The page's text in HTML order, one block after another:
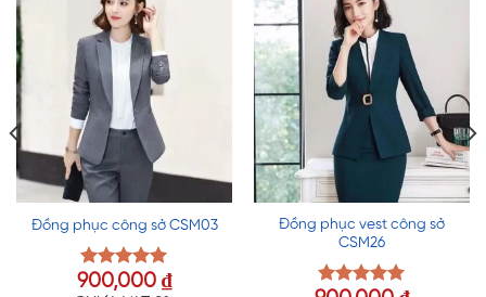
Đồng phục công sở CSM03
Được xếp
900,000 ₫
Đồng phục vest công sở
CSM26